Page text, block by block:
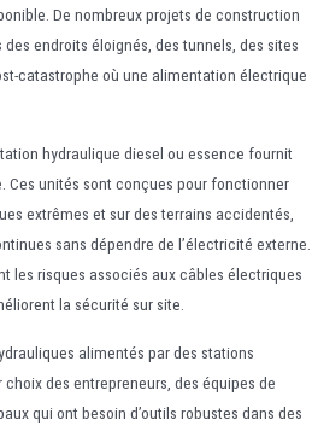
De nombreux projets de construction
endroits éloignés, des tunnels, des sites
catastrophe où une alimentation électrique
hydraulique diesel ou essence fournit
Ces unités sont conçues pour fonctionner
extrêmes et sur des terrains accidentés,
sans dépendre de l’électricité externe.
les risques associés aux câbles électriques
la sécurité sur site.
alimentés par des stations
des entrepreneurs, des équipes de
qui ont besoin d’outils robustes dans des